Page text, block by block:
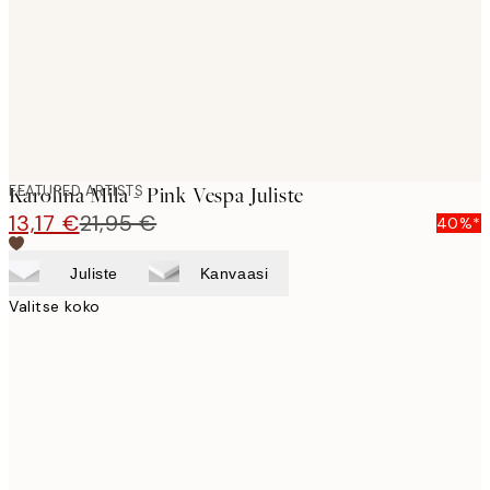
FEATURED ARTISTS
Karolina Mila - Pink Vespa Juliste
13,17 €21,95 € 40%*
Juliste Kanvaasi
Valitse koko